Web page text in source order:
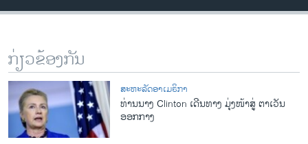
ທຸລະກິດ
ວີດີໂອ
ສຽງ
ລາຍການກະຈາຍສຽງ
ລາຍງານ
ຕິດຕາມພວກເຮົາ ທີ່
ກ່ຽວຂ້ອງກັນ
ສະຫະລັດອາເມຣິກາ
ທ່ານນາງ Clinton ເດີນທາງ ມຸ່ງໜ້າສູ່ ຕາເວັນ
ອອກກາງ